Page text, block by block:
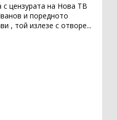
с цензурата на Нова ТВ
и поредното
, той излезе с отворе...